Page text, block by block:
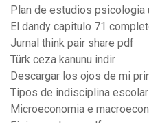
Plan de estudios psicologia
El dandy capitulo 71
Jurnal think pair share pdf
Türk ceza kanunu indir
Descargar los ojos de mi
Tipos de indisciplina
Microeconomia e